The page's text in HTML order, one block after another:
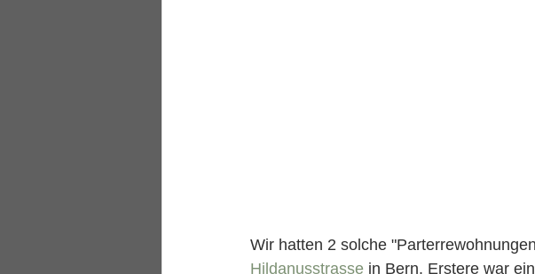
Wir hatten 2 solche
Hildanusstrasse in Bern. Erstere war